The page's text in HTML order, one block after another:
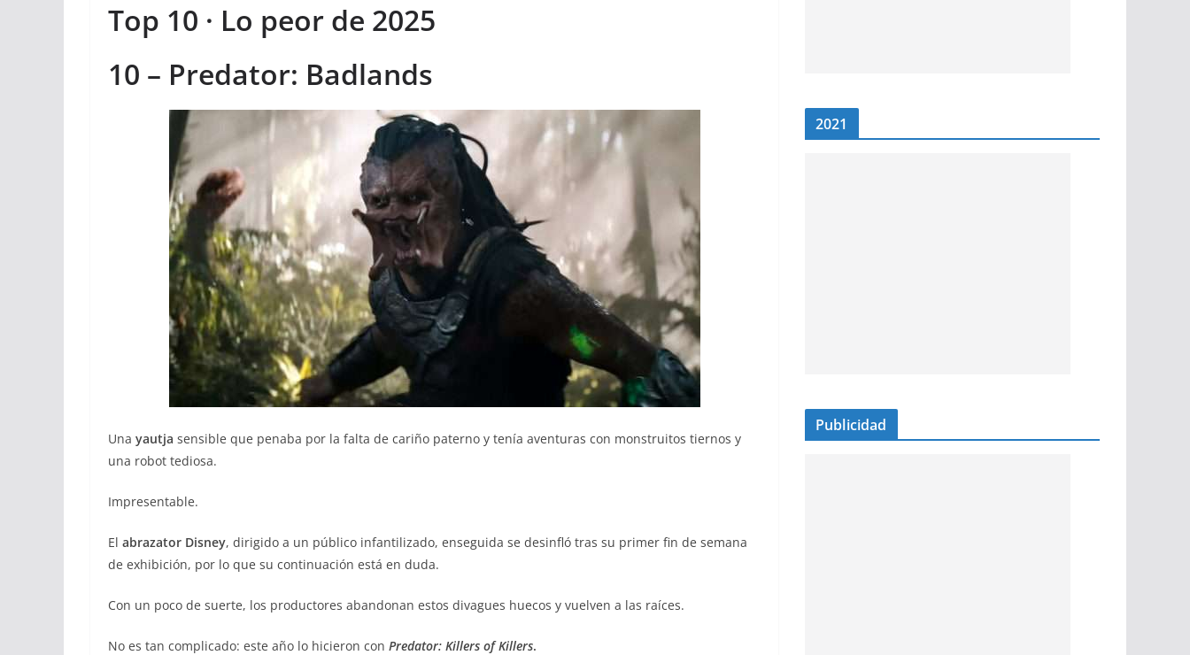
Top 10 · Lo peor de 2025
10 – Predator: Badlands
Una yautja sensible que penaba por la falta de cariño paterno y tenía aventuras con monstruitos tiernos y
una robot tediosa.
Impresentable.
El abrazator Disney, dirigido a un público infantilizado, enseguida se desinfló tras su primer fin de semana
de exhibición, por lo que su continuación está en duda.
Con un poco de suerte, los productores abandonan estos divagues huecos y vuelven a las raíces.
No es tan complicado: este año lo hicieron con Predator: Killers of Killers.
2021
Publicidad